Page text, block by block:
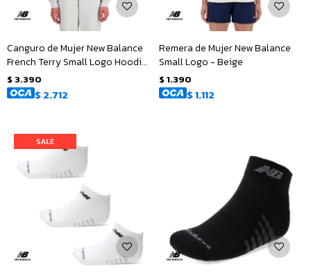
Canguro de Mujer New Balance
French Terry Small Logo Hoodie
- Gris
$ 3.390
$2.712
Remera de Mujer New Balance
Small Logo - Beige
$ 1.390
$1.112